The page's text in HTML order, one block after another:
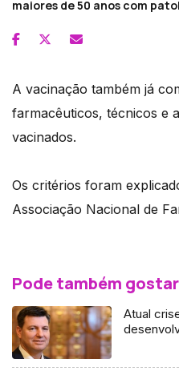
maiores de 50 anos com
A vacinação também já
farmacêuticos, técnicos e
vacinados.
Os critérios foram
Associação Nacional de
Pode também gostar
Atual